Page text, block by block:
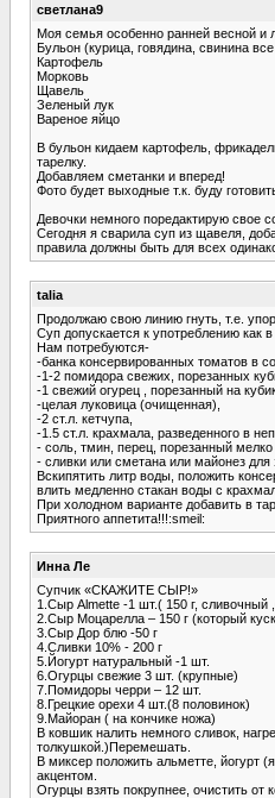
светлана9
Моя семья особенно ранней весной
Бульон (курица, говядина, свинина
Картофель
Морковь
Щавель
Зеленый лук
Вареное яйцо
В бульон кидаем картофель,
тарелку.
Добавляем сметанки и вперед!
Фото будет выходные т.к. буду
Девочки немного поредактирую свое
Сегодня я сварила суп из щавеля,
правила должны быть для всех
talia
Продолжаю свою линию гнуть, т.е.
Суп допускается к употреблению как
Нам потребуются-
-банка консервированных томатов в
-1-2 помидора свежих, порезанных
-1 свежий огурец , порезанный на
-целая луковица (очищенная),
-2 ст.л. кетчупа,
-1.5 ст.л. крахмала, разведенного в
- соль, тмин, перец, порезанный
- сливки или сметана или майонез для
Вскипятить литр воды, положить
влить медленно стакан воды с
При холодном варианте добавить в
Приятного аппетита!!!:smeil:
Инна Ле
Супчик «СКАЖИТЕ СЫР!»
1.Сыр Almette -1 шт.( 150 г, сливочный
2.Сыр Моцарелла – 150 г (который
3.Сыр Дор блю -50 г
4.Сливки 10% - 200 г
5.Йогурт натуральный -1 шт.
6.Огурцы свежие 3 шт. (крупные)
7.Помидоры черри – 12 шт.
8.Грецкие орехи 4 шт.(8 половинок)
9.Майоран ( на кончике ножа)
В ковшик налить немного сливок,
толкушкой.)Перемешать.
В миксер положить альметте, йогурт
акцентом.
Огурцы взять покрупнее, очистить